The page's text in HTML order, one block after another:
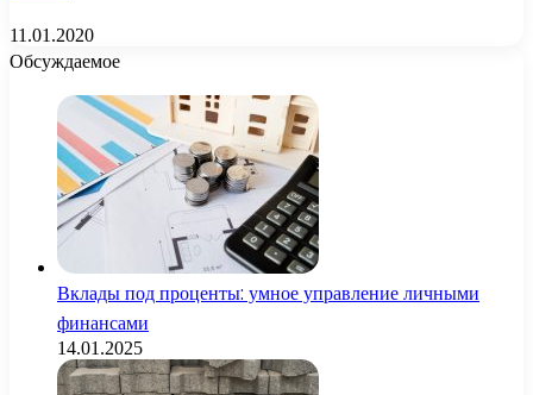
11.01.2020
Обсуждаемое
Вклады под проценты: умное управление личными
финансами
14.01.2025